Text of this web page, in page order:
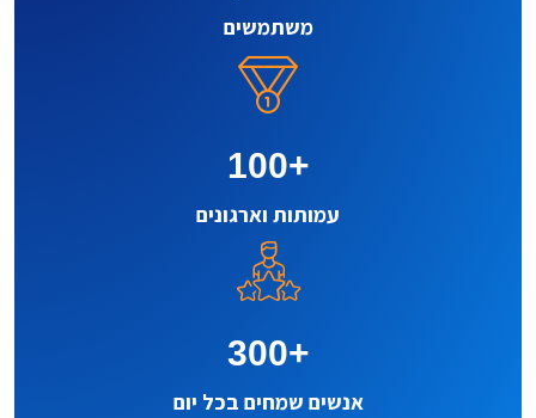
משתמשים
עמותות וארגונים
+
100
אנשים שמחים בכל יום
+
300